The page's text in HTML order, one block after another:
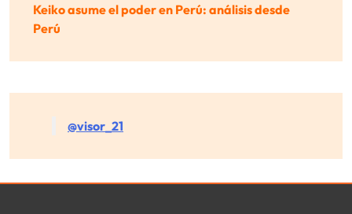
Keiko asume el poder en Perú: análisis desde
Perú
@visor_21